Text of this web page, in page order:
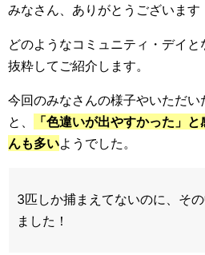
みなさん、ありがとうございます
どのようなコミュニティ・デイ
抜粋してご紹介します。
今回のみなさんの様子やいただい
と、
「色違いが出やすかった」
んも多いようでした。
3匹しか捕まえてないのに、そ
ました！